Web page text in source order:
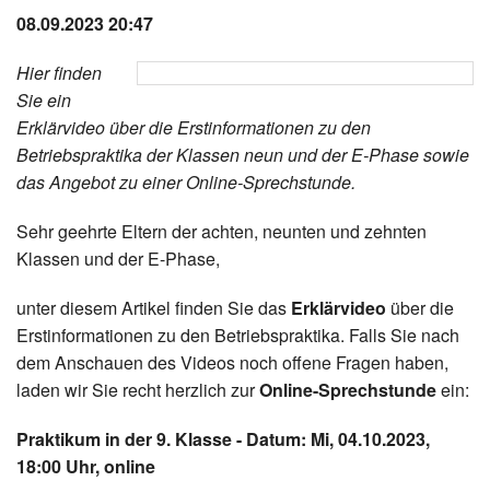
08.09.2023 20:47
Hier finden
Sie ein
Erklärvideo über die Erstinformationen zu den
Betriebspraktika der Klassen neun und der E-Phase sowie
das Angebot zu einer Online-Sprechstunde.
Sehr geehrte Eltern der achten, neunten und zehnten
Klassen und der E-Phase,
unter diesem Artikel finden Sie das Erklärvideo über die
Erstinformationen zu den Betriebspraktika. Falls Sie nach
dem Anschauen des Videos noch offene Fragen haben,
laden wir Sie recht herzlich zurOnline-Sprechstundeein:
Praktikum in der 9. Klasse - Datum: Mi, 04.10.2023,
18:00 Uhr, online